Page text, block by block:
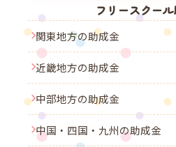
フリースクー
関東地方の助成金
近畿地方の助成金
中部地方の助成金
中国・四国・九州の助成金